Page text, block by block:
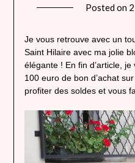
Posted on
Je vous retrouve avec un
Saint Hilaire avec ma jolie
élégante ! En fin d’article,
100 euro de bon d’achat
profiter des soldes et vous